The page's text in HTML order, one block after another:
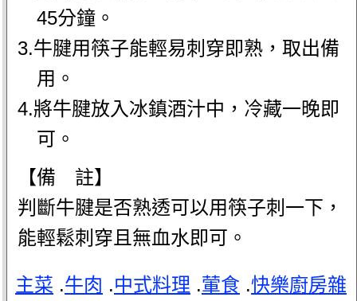
45分鐘。
3.牛腱用筷子能輕易刺穿即熟，取出備
用。
4.將牛腱放入冰鎮酒汁中，冷藏一晚即
可。
【備 註】
判斷牛腱是否熟透可以用筷子刺一下，
能輕鬆刺穿且無血水即可。
主菜 .牛肉 .中式料理 .葷食 .快樂廚房雜